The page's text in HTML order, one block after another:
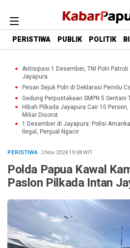
PERISTIWA PUBLIK POLITIK
Antisipasi 1 Desember, TNI Polri Patroli
Jayapura
Pesan Sejuk Polri di Deklarasi Pemilu
Gedung Perpustakaan SMPN 5 Sentani
Hibah Pilkada Jayapura Cair 10
Miliar Disorot
1 Desember di Jayapura: Polisi
Ilegal, Penjual Ngacir
PERISTIWA· 2 Nov 202419:08WIT
Polda Papua Kawal
Paslon Pilkada Intan